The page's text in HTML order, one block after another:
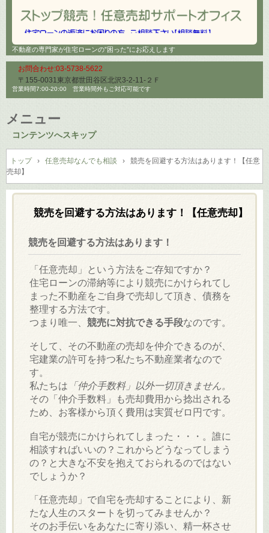
不動産の専門家が住宅ローンの”困った”にお応えします
お問合わせ:03-5738-5622
〒155-0031東京都世田谷区北沢3-2-11-２Ｆ
営業時間7:00-20:00 営業時間外もご対応可能です
メニュー
コンテンツへスキップ
トップ › 任意売却なんでも相談 ›
競売を回避する方法はあります！【任意
売却】
競売を回避する方法はあります！【任意売却】
競売を回避する方法はあります！
「任意売却」という方法をご存知ですか？
住宅ローンの滞納等により競売にかけられてし
まった不動産をご自身で売却して頂き、債務を
整理する方法です。
つまり唯一、 競売に対抗できる手段なのです。
そして、その不動産の売却を仲介できるのが、
宅建業の許可を持つ私たち不動産業者なので
す。
私たちは 「仲介手数料」以外一切頂きません。
その「仲介手数料」も売却費用から捻出される
ため、お客様から頂く費用は実質ゼロ円です。
自宅が競売にかけられてしまった・・・。 誰に
相談すればいいの？これからどうなってしまう
の？と大きな不安を抱えておられるのではない
でしょうか？
「任意売却」で自宅を売却することにより、新
たな人生のスタートを切ってみませんか？
そのお手伝いをあなたに寄り添い、精一杯させ